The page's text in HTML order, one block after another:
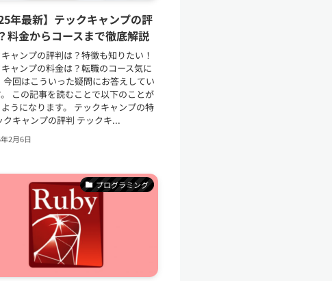
年最新】テックキャンプの評
料金からコースまで徹底解説
ャンプの評判は？特徴も知りたい！
ャンプの料金は？転職のコース気に
今回はこういった疑問にお答えしてい
この記事を読むことで以下のことが
うになります。 テックキャンプの特
クキャンプの評判 テックキ...
2月6日
プログラミング